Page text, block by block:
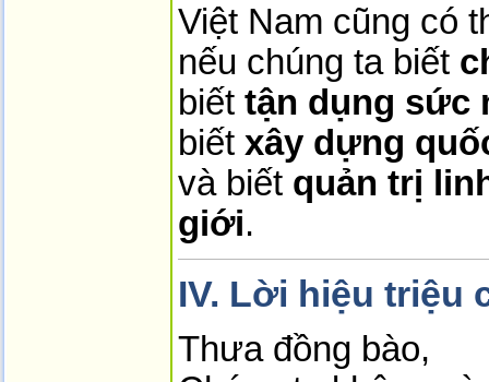
Việt Nam cũng có
nếu chúng ta biết
biết tận dụng sức
biết xây dựng
và biết quản trị
giới.
IV. Lời hiệu triệu
Thưa đồng bào,